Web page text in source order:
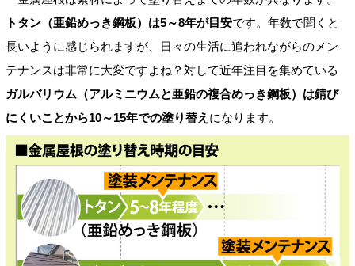
トタン（亜鉛めっき鋼板）は5～8年が目安です。年数で聞くと
長いように感じられますが、日々の生活に追われながらのメン
テナンスは非常に大変ですよね？対して近年注目を集めている
ガルバリウム（アルミニウムと亜鉛の複合めっき鋼板）は錆び
にくいことから10～15年での塗り替え になります。